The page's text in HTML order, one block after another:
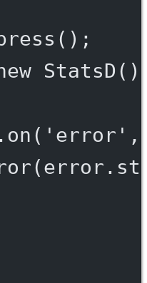
();
StatsD
on ( 'error'